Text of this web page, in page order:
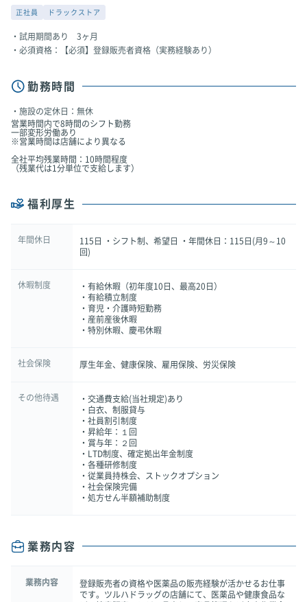
正社員 ドラックストア
試用期間あり 3ヶ月
必須資格：【必須】登録販売者資格（実務経験あり）
勤務時間
施設の定休日：無休
営業時間内で8時間のシフト勤務
一部変形労働あり
※営業時間は店舗により異なる
全社平均残業時間：10時間程度
（残業代は1分単位で支給します）
福利厚生
年間休日
115日 ・シフト制、希望日 ・年間休日：115日(月9～10
回)
休暇制度
・有給休暇（初年度10日、最高20日）
・有給積立制度
・育児・介護時短勤務
・産前産後休暇
・特別休暇、慶弔休暇
社会保険 厚生年金、健康保険、雇用保険、労災保険
その他待遇
・交通費支給(当社規定)あり
・白衣、制服貸与
・社員割引制度
・昇給年：１回
・賞与年：２回
・LTD制度、確定拠出年金制度
・各種研修制度
・従業員持株会、ストックオプション
・社会保険完備
・処方せん半額補助制度
業務内容
業務内容
登録販売者の資格や医薬品の販売経験が活かせるお仕事
です。ツルハドラッグの店舗にて、医薬品や健康食品な